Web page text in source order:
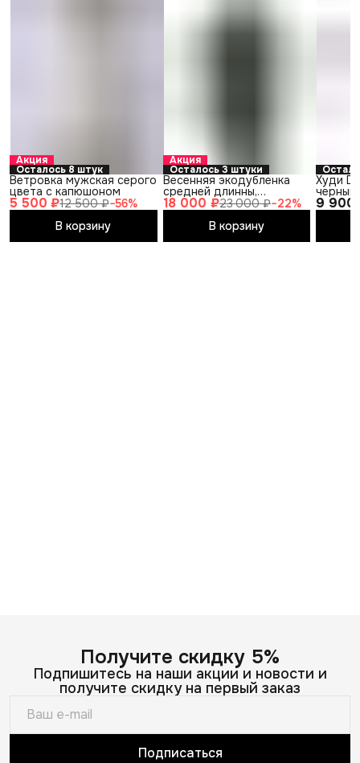
Акция
Осталось 8 штук
5 500 ₽12 500 ₽−56%
Ветровка мужская серого
цвета с капюшоном
В корзину
Акция
Осталось 3 штуки
18 000 ₽23 000 ₽−22%
Весенняя экодубленка
средней длинны,
воротник, зеленого цвета
В корзину
9 900
Худи
черный
Получите скидку 5%
Подпишитесь на наши акции и новости и
получите скидку на первый заказ
Подписаться